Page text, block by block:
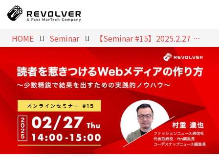
HOME Seminar 【Seminar #15】2025.2.27 『読者を惹きつけるWebメディアの作り方』 ゲスト講師：村重達也（ファッションニュース通信社 代表取締役）